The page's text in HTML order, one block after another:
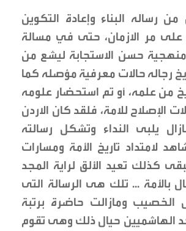
رساله البناء وإعادة التكوين
على مر الازمان، حتى في مسالة
حسن الاستجابة ليشع من
رجاله حالات معرفية مؤصله كما
من علمه، أو تم استحضار علومه
الإصلاح للامة، فلقد كان الاردن
يلبى النداء وتشكل رسالته
لامتداد تاريخ الأمة ومسارات
كذلك تعيد الألق لراية المجد
بالأمة ... تلك هى الرسالة التى
الخصيب ومازالت حاضرة برتبة
الهاشميين حيال ذلك وهى تقوم